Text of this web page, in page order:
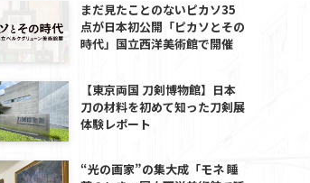
まだ見たことのないピカソ35
点が日本初公開「ピカソとその
時代」国立西洋美術館で開催
【東京両国 刀剣博物館】日本
刀の材料を初めて知った刀剣展
体験レポート
“光の画家”の集大成「モネ 睡